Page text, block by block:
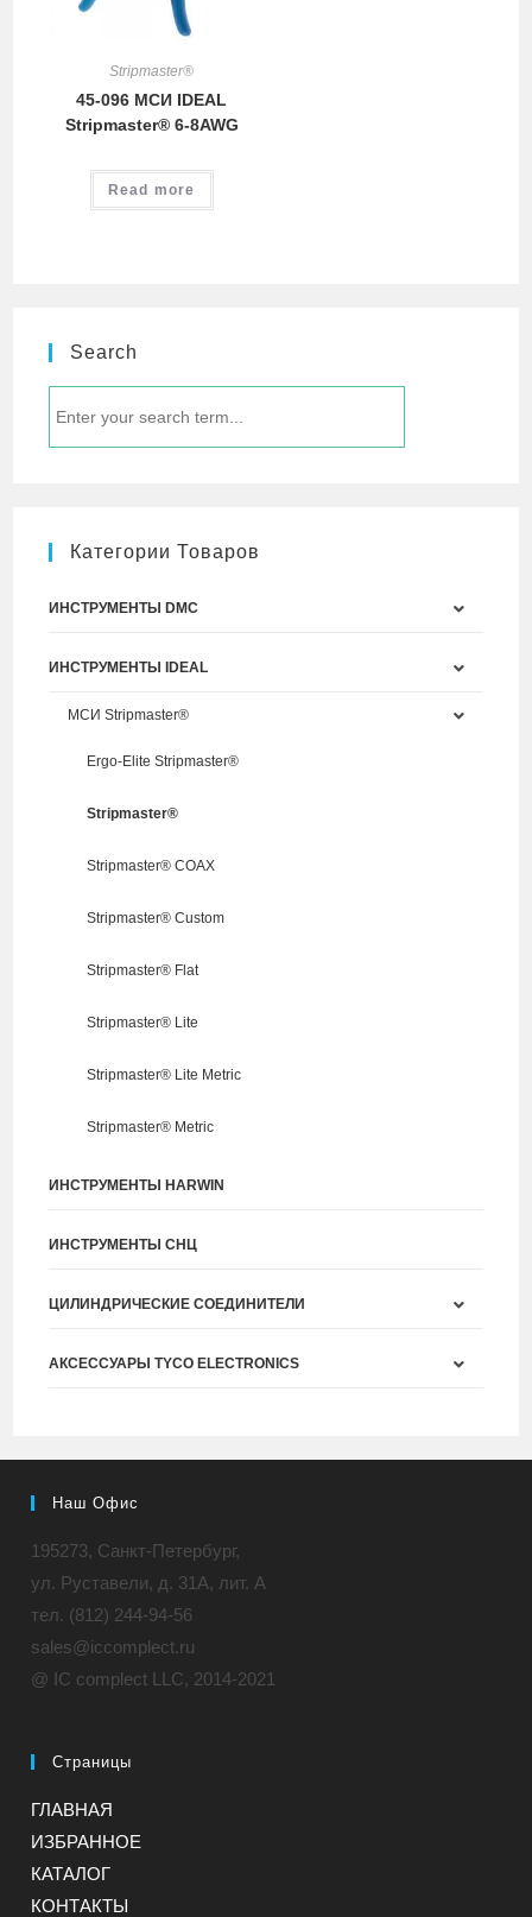
Stripmaster®
45-096 МСИ IDEAL
Stripmaster® 6-8AWG
Read more
Search
Категории Товаров
ИНСТРУМЕНТЫ DMC
ИНСТРУМЕНТЫ IDEAL
МСИ Stripmaster®
Ergo-Elite Stripmaster®
Stripmaster®
Stripmaster® COAX
Stripmaster® Custom
Stripmaster® Flat
Stripmaster® Lite
Stripmaster® Lite Metric
Stripmaster® Metric
ИНСТРУМЕНТЫ HARWIN
ИНСТРУМЕНТЫ СНЦ
ЦИЛИНДРИЧЕСКИЕ СОЕДИНИТЕЛИ
АКСЕССУАРЫ TYCO ELECTRONICS
Наш Офис
195273, Санкт-Петербург,
ул. Руставели, д. 31A, лит. А
тел. (812) 244-94-56
sales@iccomplect.ru
@ IC complect LLC, 2014-2021
Страницы
ГЛАВНАЯ
ИЗБРАННОЕ
КАТАЛОГ
КОНТАКТЫ